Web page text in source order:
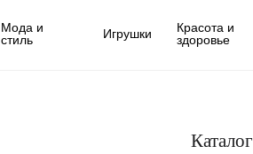
Мода и
стиль Игрушки Красота и
здоровье
Каталог